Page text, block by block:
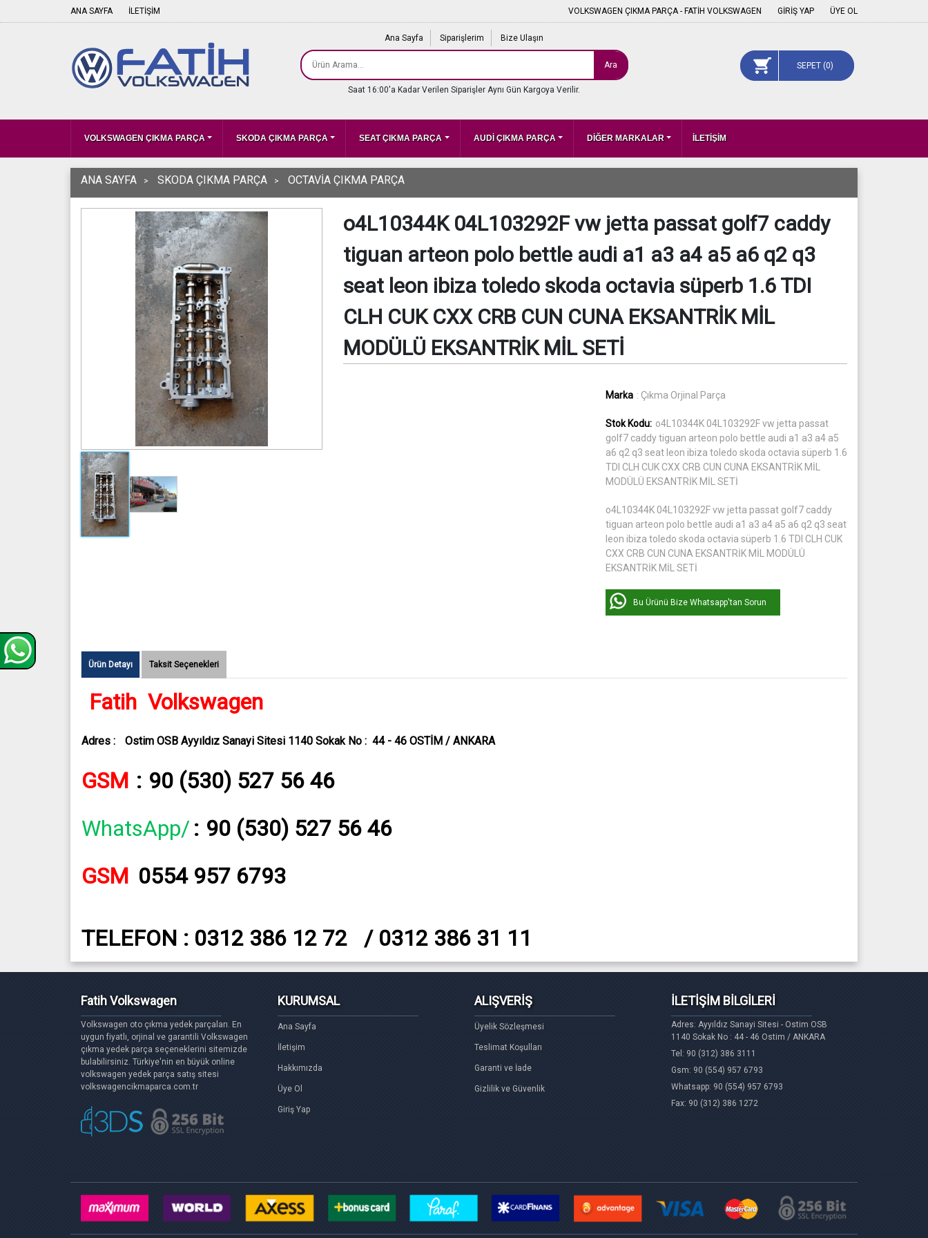
ANA SAYFA İLETİŞİM VOLKSWAGEN ÇIKMA PARÇA - FATİH VOLKSWAGEN GİRİŞ YAP ÜYE OL
Ana Sayfa Siparişlerim Bize Ulaşın
Ara
Saat 16:00'a Kadar Verilen Siparişler Aynı Gün Kargoya Verilir.
SEPET (0)
VOLKSWAGEN ÇIKMA PARÇA SKODA ÇIKMA PARÇA SEAT ÇIKMA PARÇA AUDİ ÇIKMA PARÇA DİĞER MARKALAR İLETİŞİM
ANA SAYFA SKODA ÇIKMA PARÇA OCTAVİA ÇIKMA PARÇA
o4L10344K 04L103292F vw jetta passat golf7 caddy
tiguan arteon polo bettle audi a1 a3 a4 a5 a6 q2 q3
seat leon ibiza toledo skoda octavia süperb 1.6 TDI
CLH CUK CXX CRB CUN CUNA EKSANTRİK MİL
MODÜLÜ EKSANTRİK MİL SETİ
Marka : Çıkma Orjinal Parça
Stok Kodu: o4L10344K 04L103292F vw jetta passat
golf7 caddy tiguan arteon polo bettle audi a1 a3 a4 a5
a6 q2 q3 seat leon ibiza toledo skoda octavia süperb 1.6
TDI CLH CUK CXX CRB CUN CUNA EKSANTRİK MİL
MODÜLÜ EKSANTRİK MİL SETİ
o4L10344K 04L103292F vw jetta passat golf7 caddy
tiguan arteon polo bettle audi a1 a3 a4 a5 a6 q2 q3 seat
leon ibiza toledo skoda octavia süperb 1.6 TDI CLH CUK
CXX CRB CUN CUNA EKSANTRİK MİL MODÜLÜ
EKSANTRİK MİL SETİ
Bu Ürünü Bize Whatsapp'tan Sorun
Ürün Detayı Taksit Seçenekleri
Fatih Volkswagen
Adres : Ostim OSB Ayyıldız Sanayi Sitesi 1140 Sokak No : 44 - 46 OSTİM / ANKARA
GSM : 90 (530) 527 56 46
WhatsApp/ : 90 (530) 527 56 46
GSM 0554 957 6793
TELEFON : 0312 386 12 72 / 0312 386 31 11
Fatih Volkswagen
Volkswagen oto çıkma yedek parçaları. En
uygun fiyatlı, orjinal ve garantili Volkswagen
çıkma yedek parça seçeneklerini sitemizde
bulabilirsiniz. Türkiye'nin en büyük online
volkswagen yedek parça satış sitesi
volkswagencikmaparca.com.tr
KURUMSAL
Ana Sayfa
İletişim
Hakkımızda
Üye Ol
Giriş Yap
ALIŞVERİŞ
Üyelik Sözleşmesi
Teslimat Koşulları
Garanti ve İade
Gizlilik ve Güvenlik
İLETİŞİM BİLGİLERİ
Adres: Ayyıldız Sanayi Sitesi - Ostim OSB
1140 Sokak No : 44 - 46 Ostim / ANKARA
Tel: 90 (312) 386 3111
Gsm: 90 (554) 957 6793
Whatsapp: 90 (554) 957 6793
Fax: 90 (312) 386 1272